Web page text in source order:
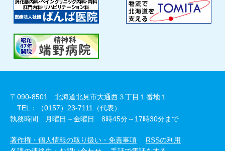
〒090-8501 北海道北見市大通西３丁目１番地１
TEL：（0157）23-7111（代表）
執務時間 月曜日～金曜日 8時45分～17時30分まで
著作権・個人情報の取り扱い・免責事項
RSSの利用